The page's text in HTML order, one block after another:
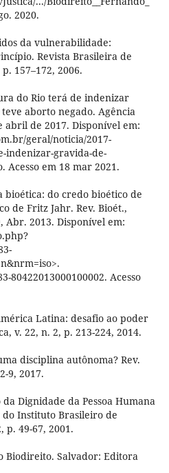
2020.
da vulnerabilidade:
Revista Brasileira de
157–172, 2006.
do Rio terá de indenizar
aborto negado. Agência
abril de 2017. Disponível em:
geral/noticia/2017-
indenizar-gravida-de-
Acesso em 18 mar 2021.
bioética: do credo bioético de
de Fritz Jahr. Rev. Bioét.,
Abr. 2013. Disponível em:
80422013000100002. Acesso
Latina: desafio ao poder
v. 22, n. 2, p. 213-224, 2014.
disciplina autônoma? Rev.
9, 2017.
Dignidade da Pessoa Humana
do Instituto Brasileiro de
p. 49-67, 2001.
Biodireito. Salvador: Editora